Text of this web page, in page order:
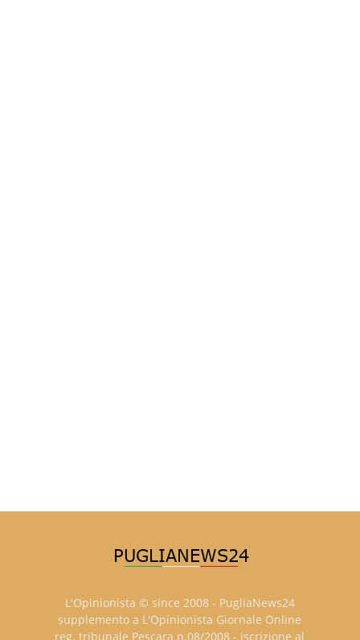
L'Opinionista © since 2008 - PugliaNews24
supplemento a L'Opinionista Giornale Online
reg. tribunale Pescara n.08/2008 - iscrizione al